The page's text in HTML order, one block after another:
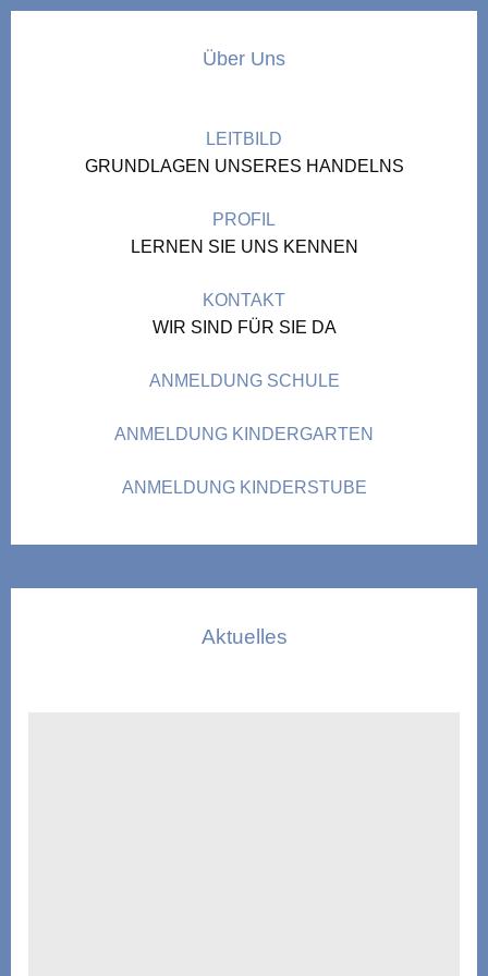
Über Uns
LEITBILD
GRUNDLAGEN UNSERES HANDELNS
PROFIL
LERNEN SIE UNS KENNEN
KONTAKT
WIR SIND FÜR SIE DA
ANMELDUNG SCHULE
ANMELDUNG KINDERGARTEN
ANMELDUNG KINDERSTUBE
Aktuelles